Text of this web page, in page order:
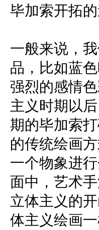
毕加索开拓
一般来说，
品，比如蓝
强烈的感情
主义时期以
期的毕加索
的传统绘画
一个物象进
面中，艺术
立体主义的
体主义绘画